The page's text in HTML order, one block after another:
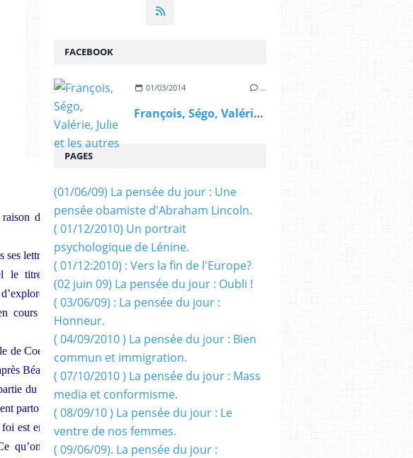
de ses
ses lettres de
le titre fait
un
cours dans
de Coetzee,
Béatrice.
du livre,
partout les
est encore
qu’on leur
FACEBOOK
01/03/2014 …
François, Ségo, Valérie, Julie et les autres
PAGES
(01/06/09) La pensée du jour : Une
pensée obamiste d'Abraham Lincoln.
( 01/12/2010) Un portrait
psychologique de Lénine.
( 01/12:2010) : Vers la fin de l'Europe?
(02 juin 09) La pensée du jour : Oubli !
( 03/06/09) : La pensée du jour :
Honneur.
( 04/09/2010 ) La pensée du jour : Bien
commun et immigration.
( 07/10/2010 ) La pensée du jour : Mass
media et conformisme.
( 08/09/10 ) La pensée du jour : Le
ventre de nos femmes.
( 09/06/09). La pensée du jour :